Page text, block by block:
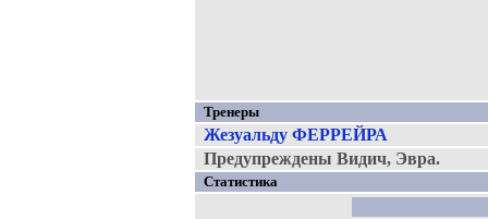
Тренеры
Жезуальду ФЕРРЕЙРА
Предупреждены Видич, Эвра.
Статистика